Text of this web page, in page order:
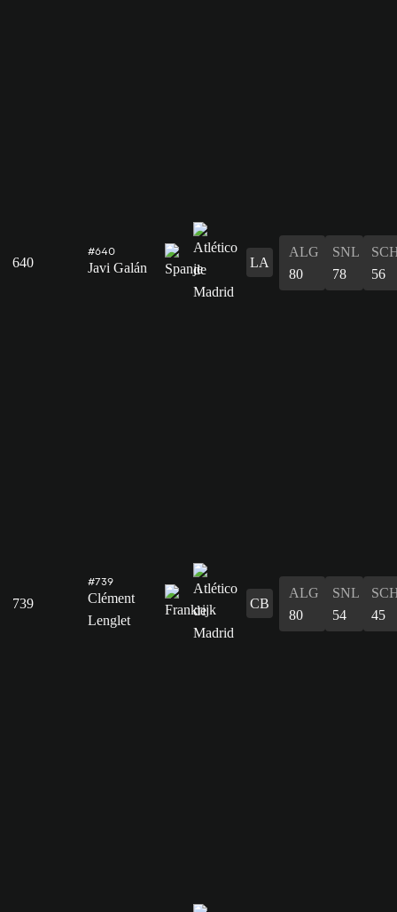
640
#640
Javi Galán LA
ALG
80
SNL
78
56
739
#739
Clément
Lenglet
CB
ALG
80
SNL
54
45